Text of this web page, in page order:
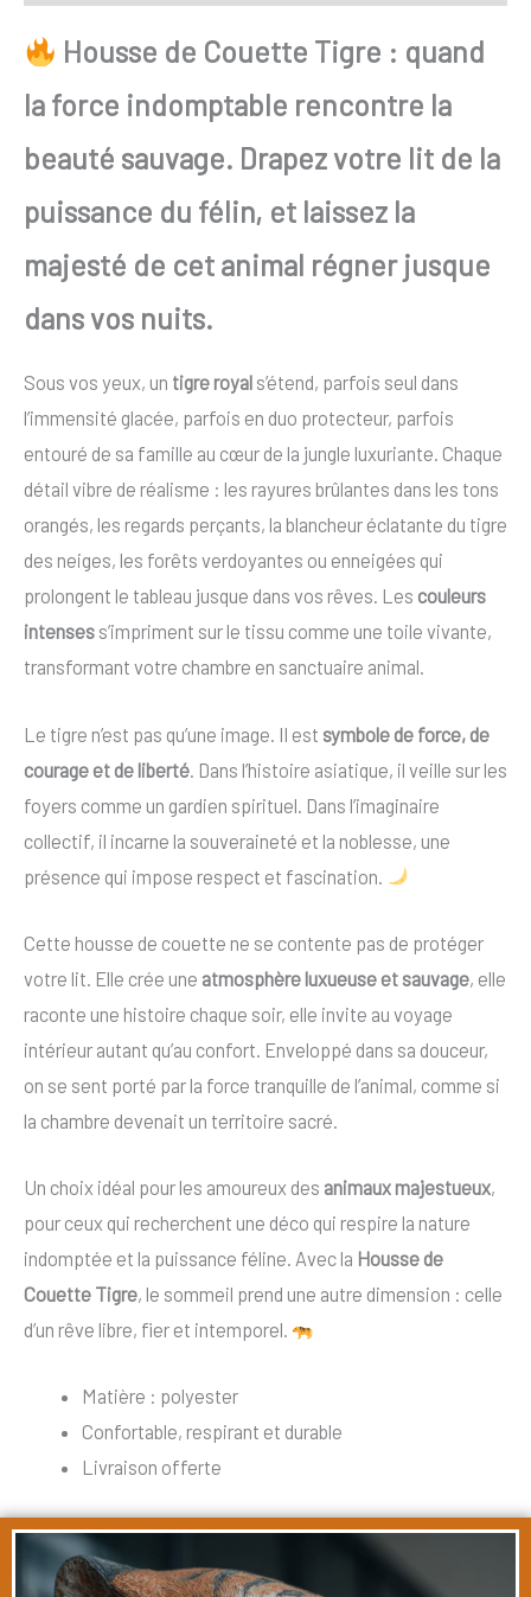
Housse de Couette Tigre : quand
la force indomptable rencontre la
beauté sauvage. Drapez votre lit de la
puissance du félin, et laissez la
majesté de cet animal régner jusque
dans vos nuits.
Sous vos yeux, un tigre royal s’étend, parfois seul dans
l’immensité glacée, parfois en duo protecteur, parfois
entouré de sa famille au cœur de la jungle luxuriante. Chaque
détail vibre de réalisme : les rayures brûlantes dans les tons
orangés, les regards perçants, la blancheur éclatante du tigre
des neiges, les forêts verdoyantes ou enneigées qui
prolongent le tableau jusque dans vos rêves. Les couleurs
intenses s’impriment sur le tissu comme une toile vivante,
transformant votre chambre en sanctuaire animal.
Le tigre n’est pas qu’une image. Il est symbole de force, de
courage et de liberté . Dans l’histoire asiatique, il veille sur les
foyers comme un gardien spirituel. Dans l’imaginaire
collectif, il incarne la souveraineté et la noblesse, une
présence qui impose respect et fascination.
Cette housse de couette ne se contente pas de protéger
votre lit. Elle crée une atmosphère luxueuse et sauvage, elle
raconte une histoire chaque soir, elle invite au voyage
intérieur autant qu’au confort. Enveloppé dans sa douceur,
on se sent porté par la force tranquille de l’animal, comme si
la chambre devenait un territoire sacré.
Un choix idéal pour les amoureux des animaux majestueux,
pour ceux qui recherchent une déco qui respire la nature
indomptée et la puissance féline. Avec la Housse de
Couette Tigre, le sommeil prend une autre dimension : celle
d’un rêve libre, fier et intemporel.
Matière : polyester
Confortable, respirant et durable
Livraison offerte